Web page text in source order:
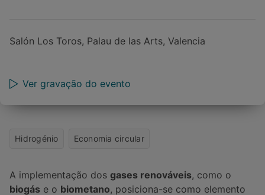
Salón Los Toros, Palau de las Arts, Valencia
Ver gravação do evento
Hidrogénio Economia circular
A implementação dos gases renováveis, como o
biogás e o biometano, posiciona-se como elemento